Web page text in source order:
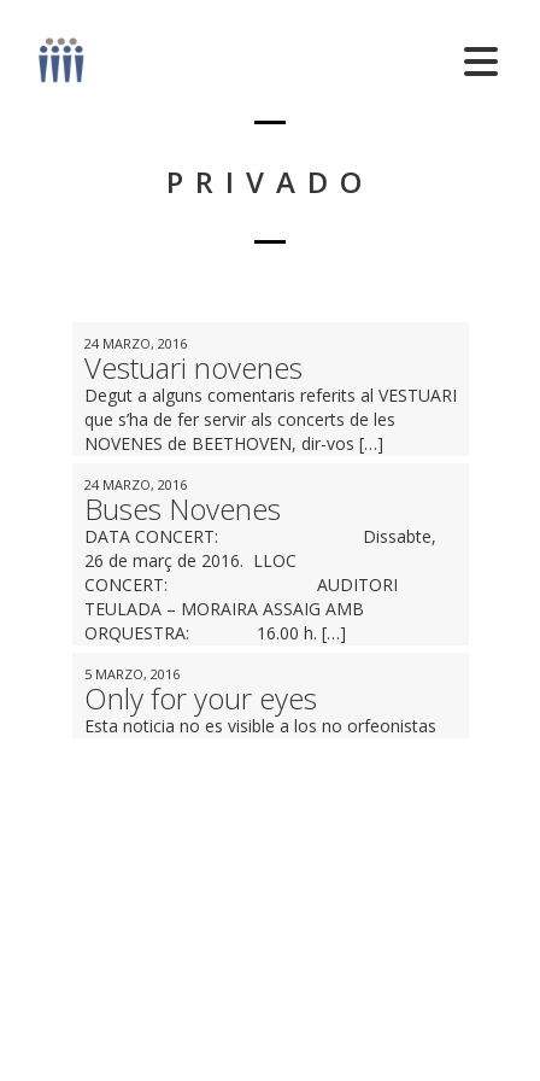
PRIVADO
24 MARZO, 2016
Vestuari novenes
Degut a alguns comentaris referits al VESTUARI
que s’ha de fer servir als concerts de les
NOVENES de BEETHOVEN, dir-vos […]
24 MARZO, 2016
Buses Novenes
DATA CONCERT: Dissabte,
26 de març de 2016. LLOC
CONCERT: AUDITORI
TEULADA – MORAIRA ASSAIG AMB
ORQUESTRA: 16.00 h. […]
5 MARZO, 2016
Only for your eyes
Esta noticia no es visible a los no orfeonistas